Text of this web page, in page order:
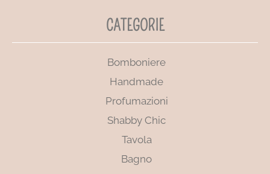
CATEGORIE
Bomboniere
Handmade
Profumazioni
Shabby Chic
Tavola
Bagno